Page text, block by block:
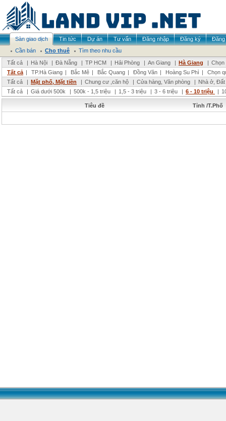
Sàn giao dịch Tin tức Dự án Tư vấn Đăng nhập Đăng ký
Đăng
Cần bán
Cho thuê
Tìm theo nhu cầu
Tất cả
| Hà Nội | Đà Nẵng | TP HCM | Hải Phòng | An Giang | Hà Giang | Chọn
Tất cả | TP.Hà Giang | Bắc Mê | Bắc Quang | Đồng Văn | Hoàng Su Phì |
Chọn
Tất cả
| Mặt phố, Mặt tiền | Chung cư ,căn hộ | Cửa hàng, Văn phòng | Nhà ở,
Tất cả
| Giá dưới 500k | 500k - 1,5 triệu | 1,5 - 3 triệu | 3 - 6 triệu | 6 - 10 triệu |
Tiêu đề Tỉnh /T.Phố